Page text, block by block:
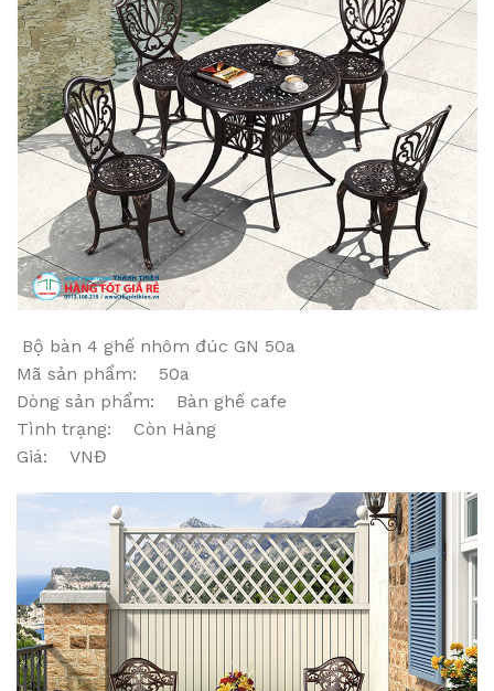
Bộ bàn 4 ghế nhôm đúc GN 50a
Mã sản phẩm: 50a
Dòng sản phẩm: Bàn ghế cafe
Tình trạng: Còn Hàng
Giá: VNĐ